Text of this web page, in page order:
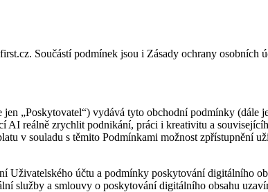
Součástí podmínek jsou i Zásady ochrany osobních
„Poskytovatel“) vydává tyto obchodní podmínky
reálně zrychlit podnikání, práci i kreativitu a
v souladu s těmito Podmínkami možnost zpřístupnění
účtu a podmínky poskytování digitálního
služby a smlouvy o poskytování digitálního obsahu